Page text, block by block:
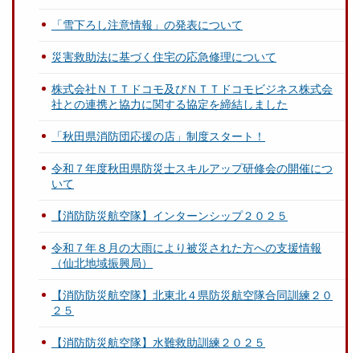
「雪下ろし注意情報」の発表について
災害救助法に基づく住宅の応急修理について
株式会社ＮＴＴドコモ及びＮＴＴドコモビジネス株式会
社との連携と協力に関する協定を締結しました
「秋田県消防団応援の店」制度スタート！
令和７年度秋田県防災士スキルアップ研修会の開催につ
いて
【消防防災航空隊】インターンシップ２０２５
令和７年８月の大雨により被災された方への支援情報
（仙北地域振興局）
【消防防災航空隊】北東北４県防災航空隊合同訓練２０
２５
【消防防災航空隊】水難救助訓練２０２５